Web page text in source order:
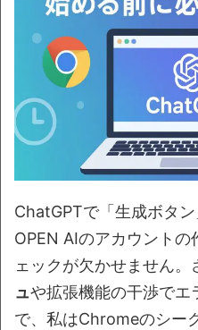
ChatGPTで「生成ボタ
OPEN AIのアカウント
ェックが欠かせません。
ュや拡張機能の干渉でエ
で、私はChromeのシー